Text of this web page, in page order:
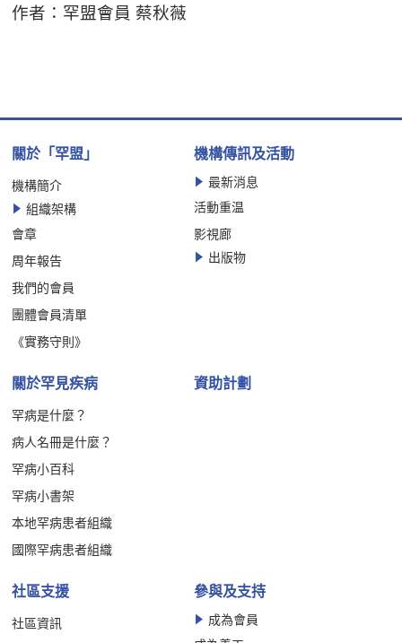
作者：罕盟會員 蔡秋薇
關於「罕盟」
機構簡介
組織架構
會章
周年報告
我們的會員
團體會員清單
《實務守則》
機構傳訊及活動
最新消息
活動重温
影視廊
出版物
關於罕見疾病
罕病是什麼？
病人名冊是什麼？
罕病小百科
罕病小書架
本地罕病患者組織
國際罕病患者組織
資助計劃
社區支援
社區資訊
參與及支持
成為會員